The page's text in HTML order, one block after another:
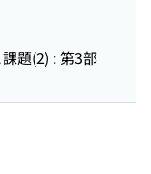
題(2) : 第3部